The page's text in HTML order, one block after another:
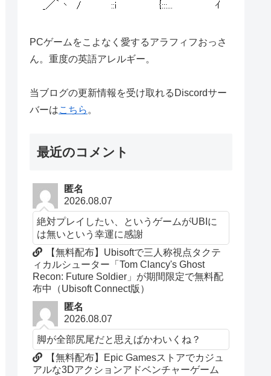
PCゲームをこよなく愛するアラフィフおっさ
ん。重度の英語アレルギー。
当ブログの更新情報を受け取れるDiscordサー
バーはこちら 。
最近のコメント
匿名
2026.08.07
絶対プレイしたい、というゲームがUBIに
は無いという幸運に感謝
【無料配布】Ubisoftで三人称視点タクテ
ィカルシューター「Tom Clancy's Ghost
Recon: Future Soldier」が期間限定で無料配
布中（Ubisoft Connect版）
匿名
2026.08.07
脚が全部尻尾だと思えばかわいくね？
【無料配布】Epic Gamesストアでカジュ
アルな3Dアクションアドベンチャーゲーム